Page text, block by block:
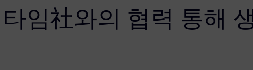
임社와의 협력 통해